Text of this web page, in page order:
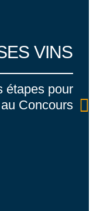
VINS
étapes pour
Concours